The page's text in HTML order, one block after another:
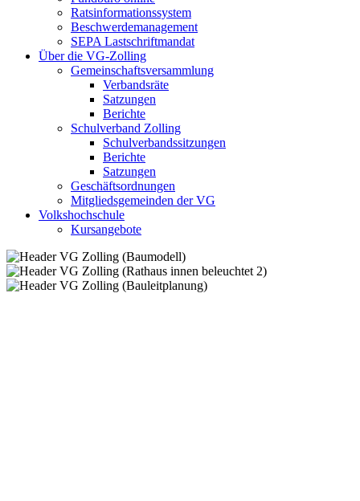
Ratsinformationssystem
Beschwerdemanagement
SEPA Lastschriftmandat
Über die VG-Zolling
Gemeinschaftsversammlung
Verbandsräte
Satzungen
Berichte
Schulverband Zolling
Schulverbandssitzungen
Berichte
Satzungen
Geschäftsordnungen
Mitgliedsgemeinden der VG
Volkshochschule
Kursangebote